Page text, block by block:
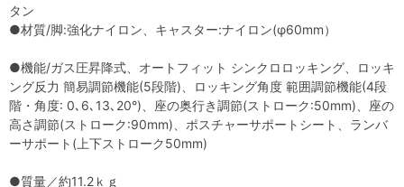
タン
●材質/脚:強化ナイロン、キャスター:ナイロン(φ60mm）
●機能/ガス圧昇降式、オートフィット シンクロロッキング、ロッキ
ング反力 簡易調節機能(5段階)、ロッキング角度 範囲調節機能(4段
階・角度: 0､6､13､20°)、座の奥行き調節(ストローク:50mm)、座の
高さ調節(ストローク:90mm)、ポスチャーサポートシート、ランバ
ーサポート(上下ストローク50mm)
●質量／約11.2ｋｇ